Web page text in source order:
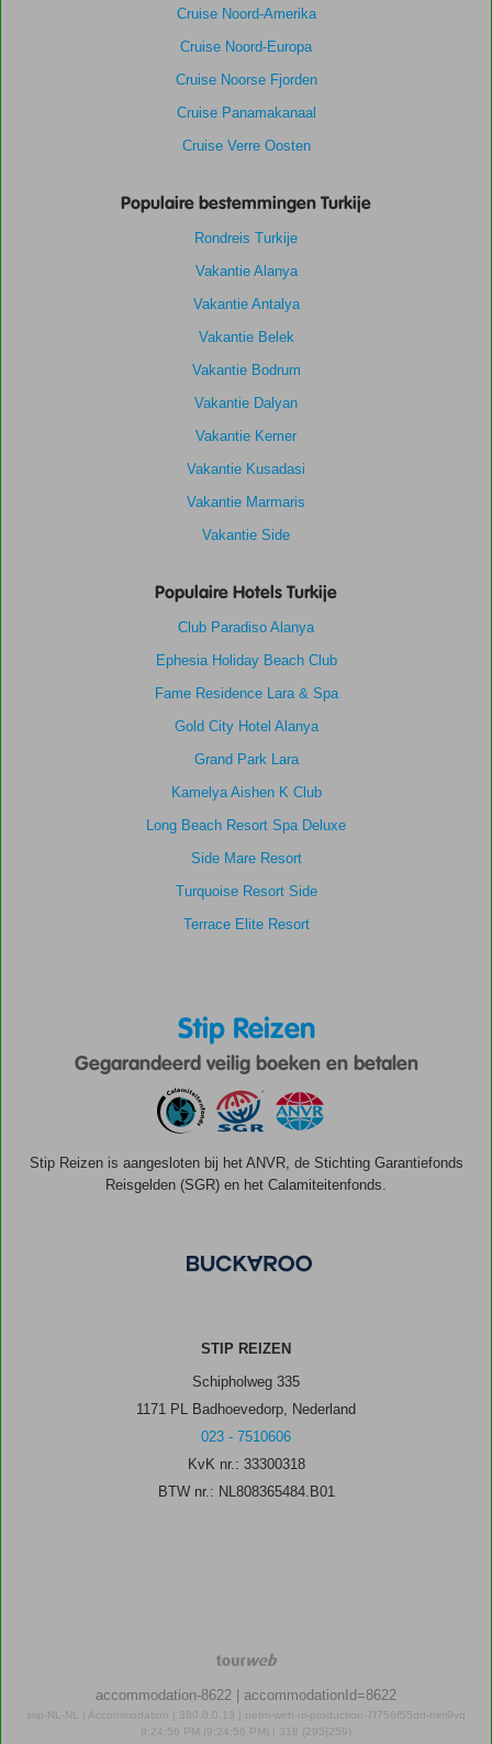
Cruise Noord-Amerika
Cruise Noord-Europa
Cruise Noorse Fjorden
Cruise Panamakanaal
Cruise Verre Oosten
Populaire bestemmingen Turkije
Rondreis Turkije
Vakantie Alanya
Vakantie Antalya
Vakantie Belek
Vakantie Bodrum
Vakantie Dalyan
Vakantie Kemer
Vakantie Kusadasi
Vakantie Marmaris
Vakantie Side
Populaire Hotels Turkije
Club Paradiso Alanya
Ephesia Holiday Beach Club
Fame Residence Lara & Spa
Gold City Hotel Alanya
Grand Park Lara
Kamelya Aishen K Club
Long Beach Resort Spa Deluxe
Side Mare Resort
Turquoise Resort Side
Terrace Elite Resort
Stip Reizen
Gegarandeerd veilig boeken en betalen
Stip Reizen is aangesloten bij het ANVR, de Stichting Garantiefonds
Reisgelden (SGR) en het Calamiteitenfonds.
STIP REIZEN
Schipholweg 335
1171 PL Badhoevedorp, Nederland
023 - 7510606
KvK nr.: 33300318
BTW nr.: NL808365484.B01
TourWeb
accommodation-8622 | accommodationId=8622
stip-NL-NL | Accommodation | 380.0.0.13 | netm-web-ui-production-7f756f55dd-mm9vq
9:24:56 PM (9:24:56 PM) | 318 (295|259)